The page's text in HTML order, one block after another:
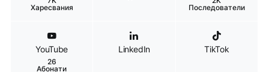
Харесвания
Последователи
YouTube
26
Абонати
LinkedIn TikTok